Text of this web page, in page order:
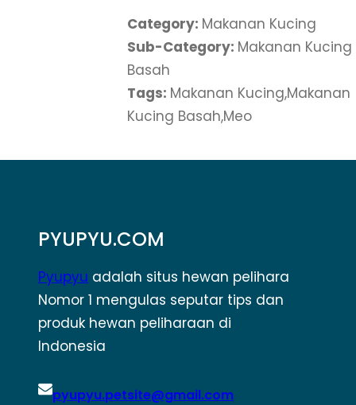
Category: Makanan Kucing
Sub-Category: Makanan Kucing
Basah
Tags: Makanan Kucing,Makanan
Kucing Basah,Meo
PYUPYU.COM
Pyupyu adalah situs hewan pelihara
Nomor 1 mengulas seputar tips dan
produk hewan peliharaan di
Indonesia
pyupyu.petsite@gmail.com